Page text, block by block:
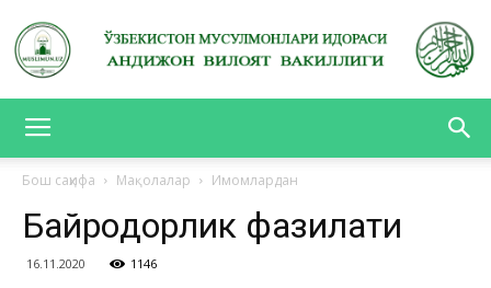
ВИЛОЯТ
Бош саҳифа Мақолалар Имомлардан
Байроқдорлик фазилати
16.11.2020 1146